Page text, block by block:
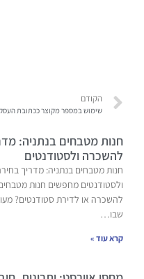
הקודם
חנות מטבחים בנתניה:
להשכרה ולסטודנטים
חנות מטבחים בנתניה: מדריך
ולסטודנטים מחפשים חנות מטבחים
להשכרה או לדירת סטודנטים?
שבו…
קרא עוד »